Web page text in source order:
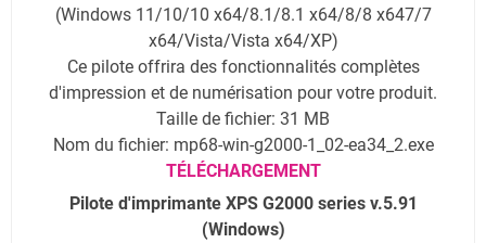
(Windows 11/10/10 x64/8.1/8.1 x64/8/8 x647/7
x64/Vista/Vista x64/XP)
Ce pilote offrira des fonctionnalités complètes
d'impression et de numérisation pour votre produit.
Taille de fichier: 31 MB
Nom du fichier: mp68-win-g2000-1_02-ea34_2.exe
TÉLÉCHARGEMENT
Pilote d'imprimante XPS G2000 series v.5.91
(Windows)